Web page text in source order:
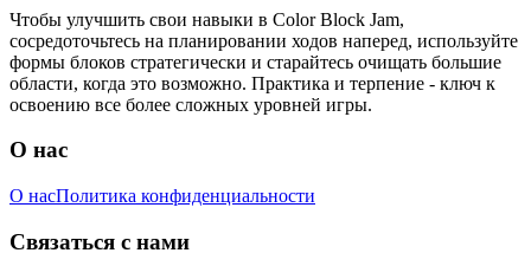
Чтобы улучшить свои навыки в Color Block Jam,
сосредоточьтесь на планировании ходов наперед, используйте
формы блоков стратегически и старайтесь очищать большие
области, когда это возможно. Практика и терпение - ключ к
освоению все более сложных уровней игры.
О нас
О насПолитика конфиденциальности
Связаться с нами